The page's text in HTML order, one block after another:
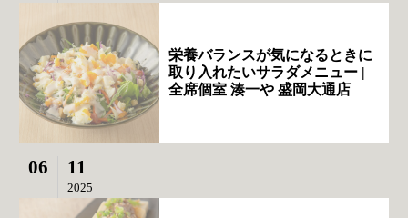
栄養バランスが気になるときに
取り入れたいサラダメニュー |
全席個室 湊一や 盛岡大通店
06 11
2025